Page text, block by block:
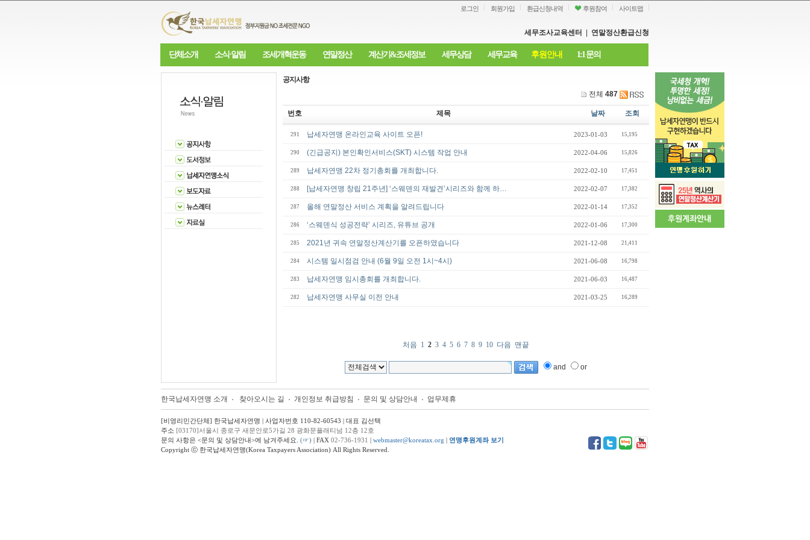
로그인 회원가입 환급신청내역 후원참여 사이트맵
세무조사교육센터 연말정산환급신청
단체소개 소식·알림 조세개혁운동 연말정산 계산기&조세정보 세무상담 세무교육 후원안내 1:1 문의
공지사항
전체 487
번호 제목 날짜 조회
291 납세자연맹 온라인교육 사이트 오픈! 2023-01-03 15,195
290 (긴급공지) 본인확인서비스(SKT) 시스템 작업 안내 2022-04-06 15,826
289 납세자연맹 22차 정기총회를 개최합니다. 2022-02-10 17,451
288 [납세자연맹 창립 21주년] ‘스웨덴의 재발견’시리즈와 함께 하… 2022-02-07 17,382
287 올해 연말정산 서비스 계획을 알려드립니다 2022-01-14 17,352
286 ‘스웨덴식 성공전략’ 시리즈, 유튜브 공개 2022-01-06 17,300
285 2021년 귀속 연말정산계산기를 오픈하였습니다 2021-12-08 21,411
284 시스템 일시점검 안내 (6월 9일 오전 1시~4시) 2021-06-08 16,798
283 납세자연맹 임시총회를 개최합니다. 2021-06-03 16,487
282 납세자연맹 사무실 이전 안내 2021-03-25 16,289
처음 1 2 3 4 5 6 7 8 9 10 다음 맨끝
and or
한국납세자연맹 소개 찾아오시는 길 개인정보 취급방침 문의 및 상담안내 업무제휴
[비영리민간단체] 한국납세자연맹 | 사업자번호 110-82-60543 | 대표 김선택
주소 [03170]서울시 종로구 새문안로5가길 28 광화문플래티넘 12층 12호
문의 사항은 <문의 및 상담안내>에 남겨주세요. (☞) | FAX 02-736-1931 | webmaster@koreatax.org | 연맹후원계좌 보기
Copyright ⓒ 한국납세자연맹(Korea Taxpayers Association) All Rights Reserved.